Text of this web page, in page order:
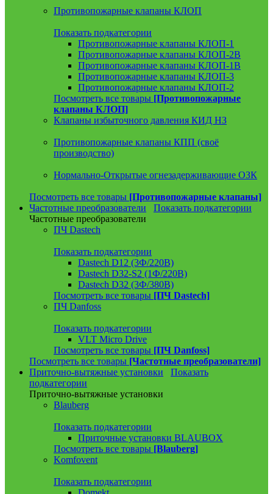
Противопожарные клапаны КЛОП
Показать подкатегории
Противопожарные клапаны КЛОП-1
Противопожарные клапаны КЛОП-2В
Противопожарные клапаны КЛОП-1В
Противопожарные клапаны КЛОП-3
Противопожарные клапаны КЛОП-2
Посмотреть все товары [Противопожарные
клапаны КЛОП]
Клапаны избыточного давления КИД НЗ
Противопожарные клапаны КПП (своё
производство)
Нормально-Открытые огнезадерживающие ОЗК
Посмотреть все товары [Противопожарные клапаны]
Частотные преобразователи
Показать подкатегории
Частотные преобразователи
ПЧ Dastech
Показать подкатегории
Dastech D12 (3Ф/220В)
Dastech D32-S2 (1Ф/220В)
Dastech D32 (3Ф/380В)
Посмотреть все товары [ПЧ Dastech]
ПЧ Danfoss
Показать подкатегории
VLT Micro Drive
Посмотреть все товары [ПЧ Danfoss]
Посмотреть все товары [Частотные преобразователи]
Приточно-вытяжные установки
Показать
подкатегории
Приточно-вытяжные установки
Blauberg
Показать подкатегории
Приточные установки BLAUBOX
Посмотреть все товары [Blauberg]
Komfovent
Показать подкатегории